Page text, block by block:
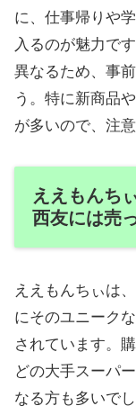
に、仕事帰りや
入るのが魅力で
異なるため、事
う。特に新商品
が多いので、注
ええもんち
西友には売
ええもんちぃは
にそのユニーク
されています。
どの大手スーパ
なる方も多いで